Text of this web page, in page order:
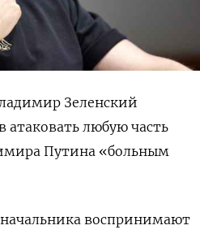
Зеленский
атаковать любую часть
Путина «больным
воспринимают